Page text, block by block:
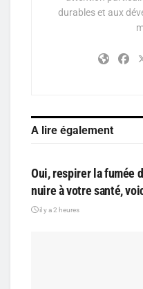
durables et aux
A lire également
Oui, respirer la fumée
nuire à votre santé,
il y a 2 heures